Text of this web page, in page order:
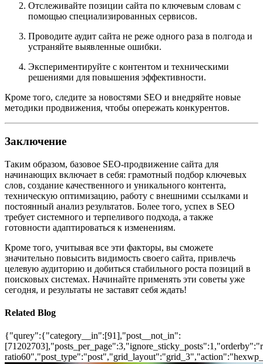
Отслеживайте позиции сайта по ключевым словам с
помощью специализированных сервисов.
Проводите аудит сайта не реже одного раза в полгода и
устраняйте выявленные ошибки.
Экспериментируйте с контентом и техническими
решениями для повышения эффективности.
Кроме того, следите за новостями SEO и внедряйте новые
методики продвижения, чтобы опережать конкурентов.
Заключение
Таким образом, базовое SEO-продвижение сайта для
начинающих включает в себя: грамотный подбор ключевых
слов, создание качественного и уникального контента,
техническую оптимизацию, работу с внешними ссылками и
постоянный анализ результатов. Более того, успех в SEO
требует системного и терпеливого подхода, а также
готовности адаптироваться к изменениям.
Кроме того, учитывая все эти факторы, вы сможете
значительно повысить видимость своего сайта, привлечь
целевую аудиторию и добиться стабильного роста позиций в
поисковых системах. Начинайте применять эти советы уже
сегодня, и результаты не заставят себя ждать!
Related Blog
{"qurey":{"category__in":[91],"post__not_in":